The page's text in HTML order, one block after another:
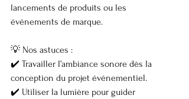
lancements de produits ou les
événements de marque.
💡 Nos astuces :
✔️ Travailler l’ambiance sonore dès la
conception du projet événementiel.
✔️ Utiliser la lumière pour guider